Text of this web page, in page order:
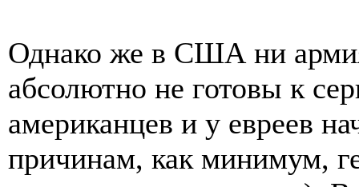
Однако же в США ни
абсолютно не готовы к
американцев и у евреев
причинам, как минимум,